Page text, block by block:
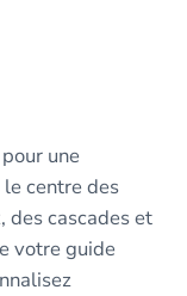
une
centre des
des cascades et
votre guide